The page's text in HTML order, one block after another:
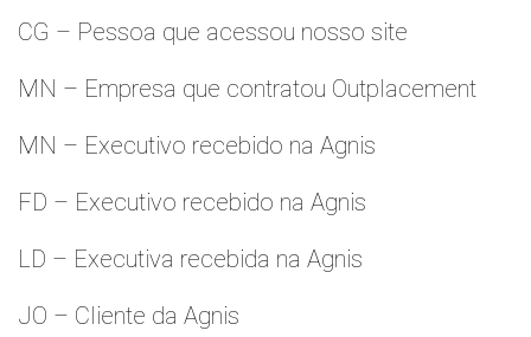
CG – Pessoa que acessou nosso site
MN – Empresa que contratou Outplacement
MN – Executivo recebido na Agnis
FD – Executivo recebido na Agnis
LD – Executiva recebida na Agnis
JO – Cliente da Agnis